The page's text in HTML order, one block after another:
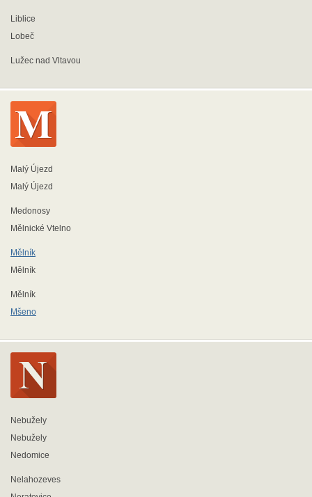
Liblice
Lobeč
Lužec nad Vltavou
Malý Újezd
Malý Újezd
Medonosy
Mělnické Vtelno
Mělník
Mělník
Mělník
Mšeno
Nebužely
Nebužely
Nedomice
Nelahozeves